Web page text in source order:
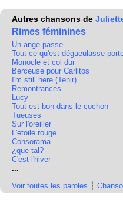
Autres chansons de
Rimes féminines
Un ange passe
Tout ce qu'est dégueulasse
Monocle et col dur
Berceuse pour Carlitos
I'm still here (Tenir)
Remontrances
Lucy
Tout est bon dans le cochon
Tueuses
Sur l'oreiller
L'étoile rouge
Consorama
¿que tal?
C'est l'hiver
...
Voir toutes les paroles ┆